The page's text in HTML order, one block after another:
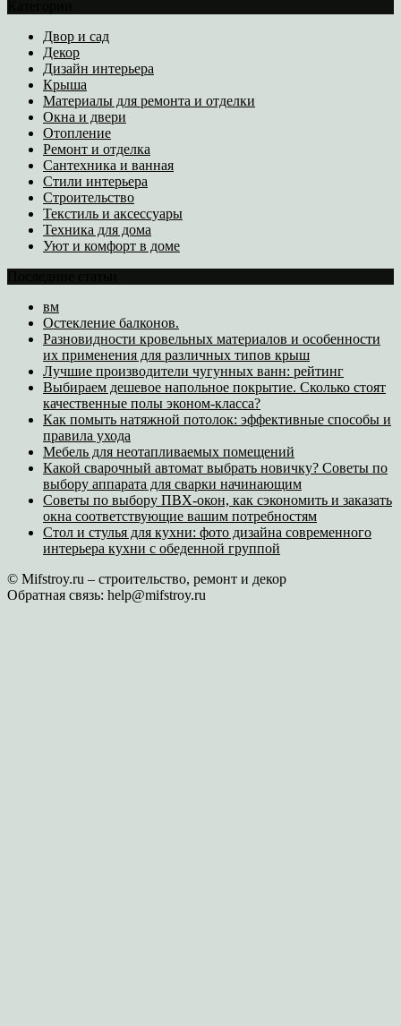
Двор и сад
Декор
Дизайн интерьера
Крыша
Материалы для ремонта и отделки
Окна и двери
Отопление
Ремонт и отделка
Сантехника и ванная
Стили интерьера
Строительство
Текстиль и аксессуары
Техника для дома
Уют и комфорт в доме
вм
Остекление балконов.
Разновидности кровельных материалов и особенности
их применения для различных типов крыш
Лучшие производители чугунных ванн: рейтинг
Выбираем дешевое напольное покрытие. Сколько стоят
качественные полы эконом-класса?
Как помыть натяжной потолок: эффективные способы и
правила ухода
Мебель для неотапливаемых помещений
Какой сварочный автомат выбрать новичку? Советы по
выбору аппарата для сварки начинающим
Советы по выбору ПВХ-окон, как сэкономить и заказать
окна соответствующие вашим потребностям
Стол и стулья для кухни: фото дизайна современного
интерьера кухни с обеденной группой
© Mifstroy.ru – строительство, ремонт и декор
Обратная связь: help@mifstroy.ru